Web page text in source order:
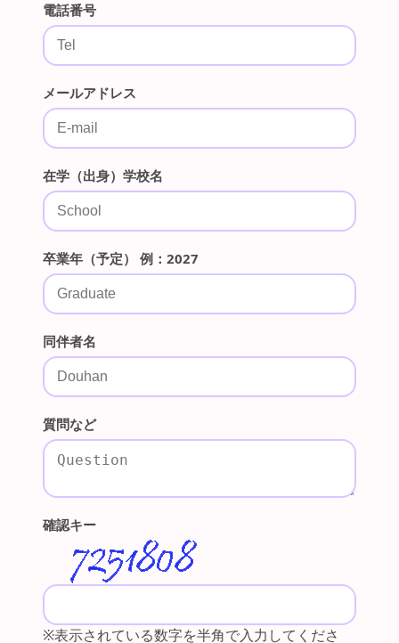
電話番号
メールアドレス
在学（出身）学校名
卒業年（予定） 例：2027
同伴者名
質問など
確認キー
※表示されている数字を半角で入力してくださ